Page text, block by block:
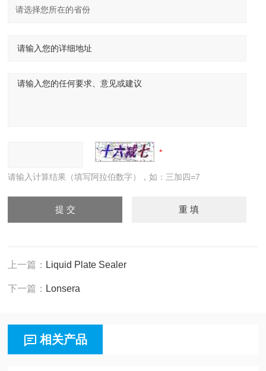
请输入计算结果（填写阿拉伯数字），如：三加四=7
上一篇： Liquid Plate Sealer
下一篇： Lonsera
相关产品